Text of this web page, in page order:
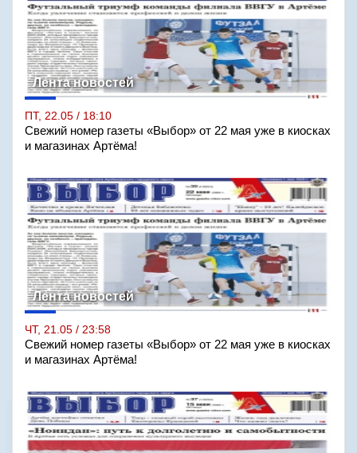
Лента новостей
ПТ, 22.05 / 18:10
Свежий номер газеты «Выбор» от 22 мая уже в киосках
и магазинах Артёма!
Лента новостей
ЧТ, 21.05 / 23:58
Свежий номер газеты «Выбор» от 22 мая уже в киосках
и магазинах Артёма!